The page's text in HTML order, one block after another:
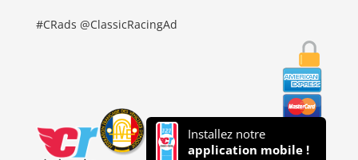
#CRads @ClassicRacingAd
Installez notre
application mobile !